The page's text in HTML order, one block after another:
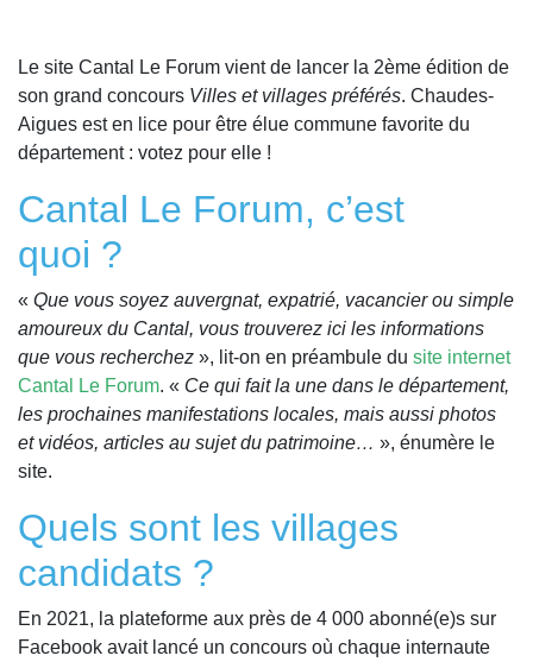
Le site Cantal Le Forum vient de lancer la 2ème édition de
son grand concours Villes et villages préférés. Chaudes-
Aigues est en lice pour être élue commune favorite du
département : votez pour elle !
Cantal Le Forum, c’est
quoi ?
« Que vous soyez auvergnat, expatrié, vacancier ou simple
amoureux du Cantal, vous trouverez ici les informations
que vous recherchez », lit-on en préambule du site internet
Cantal Le Forum. « Ce qui fait la une dans le département,
les prochaines manifestations locales, mais aussi photos
et vidéos, articles au sujet du patrimoine… », énumère le
site.
Quels sont les villages
candidats ?
En 2021, la plateforme aux près de 4 000 abonné(e)s sur
Facebook avait lancé un concours où chaque internaute